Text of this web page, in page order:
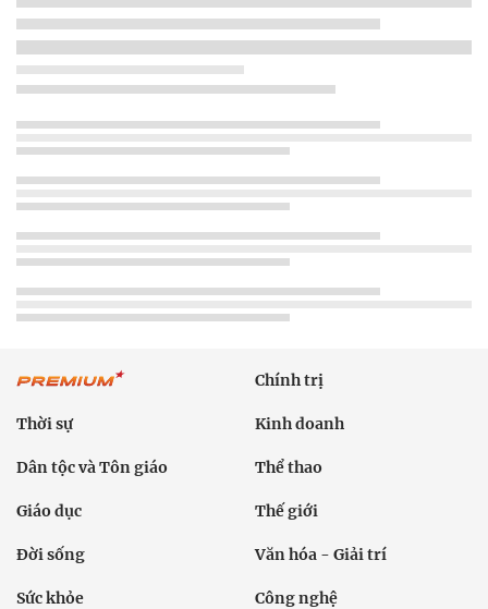
Chính trị
Thời sự Kinh doanh
Dân tộc và Tôn giáo Thể thao
Giáo dục Thế giới
Đời sống Văn hóa - Giải trí
Sức khỏe Công nghệ